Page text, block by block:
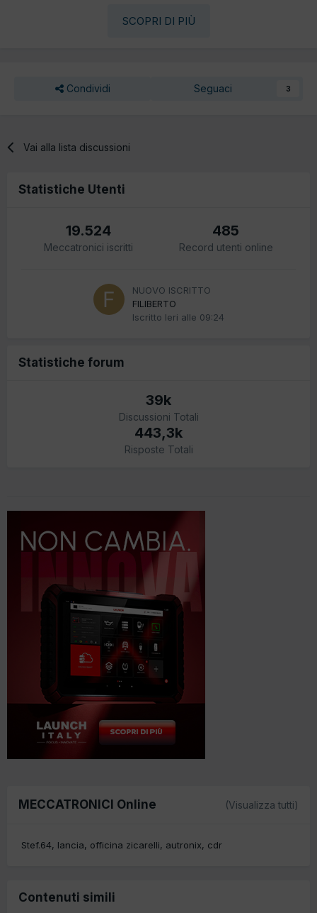
SCOPRI DI PIÙ
Condividi Seguaci 3
Vai alla lista discussioni
Statistiche Utenti
19.524
Meccatronici iscritti
485
Record utenti online
NUOVO ISCRITTO
FILIBERTO
Iscritto Ieri alle 09:24
Statistiche forum
39k
Discussioni Totali
443,3k
Risposte Totali
MECCATRONICI Online (Visualizza tutti)
Stef.64 lancia officina zicarelli autronix cdr
Contenuti simili